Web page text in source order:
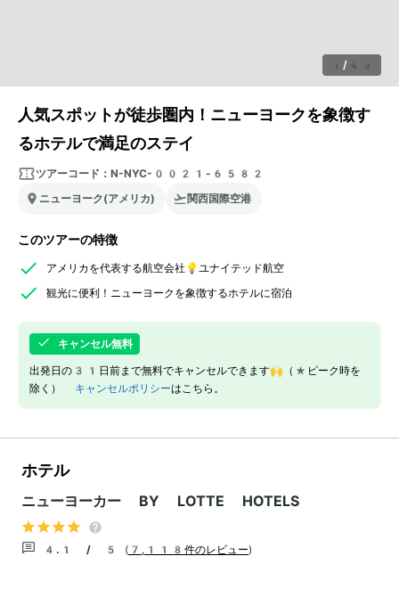
1 / 43
人気スポットが徒歩圏内！ニューヨークを象徴す
るホテルで満足のステイ
ツアーコード： N-NYC-0021-6582
ニューヨーク(アメリカ)
関西国際空港
このツアーの特徴
アメリカを代表する航空会社💡ユナイテッド航空
観光に便利！ニューヨークを象徴するホテルに宿泊
キャンセル無料
出発日の31日前まで無料でキャンセルできます🙌（*ピーク時を
除く） キャンセルポリシーはこちら。
ホテル
ニューヨーカー BY LOTTE HOTELS
4.1 / 5 ( 7,118件のレビュー)